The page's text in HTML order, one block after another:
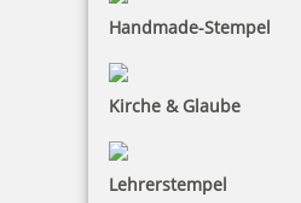
Handmade-Stempel
Kirche & Glaube
Lehrerstempel
Jetzt gestalten